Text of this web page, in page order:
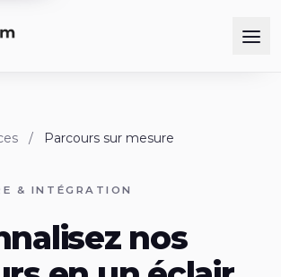
/ Parcours sur mesure
& INTÉGRATION
nos